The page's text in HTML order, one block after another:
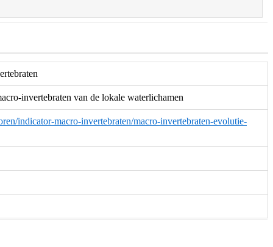
invertebraten van de lokale waterlichamen
indicator-macro-invertebraten/macro-invertebraten-evolutie-